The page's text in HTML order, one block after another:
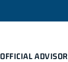
OFFICIAL ADVISOR